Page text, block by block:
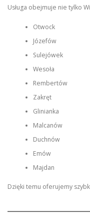
Usługa obejmuje nie tylko
Otwock
Józefów
Sulejówek
Wesoła
Rembertów
Zakręt
Glinianka
Malcanów
Duchnów
Emów
Majdan
Dzięki temu oferujemy